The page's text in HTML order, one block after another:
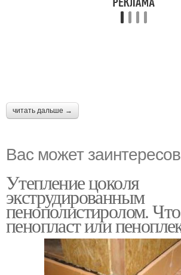
читать дальше →
Вас может
Утепление цоколя
экструдированным
пенополистиролом.
пенопласт или